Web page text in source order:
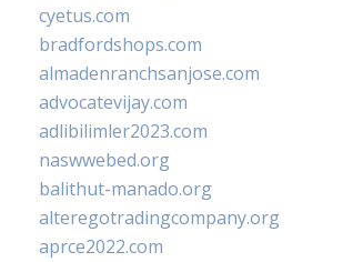
cyetus.com
bradfordshops.com
almadenranchsanjose.com
advocatevijay.com
adlibilimler2023.com
naswwebed.org
balithut-manado.org
alteregotradingcompany.org
aprce2022.com